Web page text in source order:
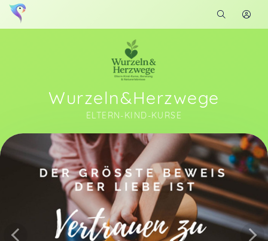
Wurzeln&Herzwege
ELTERN-KIND-KURSE
Soon you will learn more about me here...